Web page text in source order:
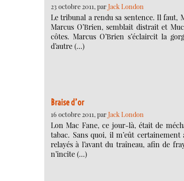
23 octobre 2011, parJack London
Le tribunal a rendu sa sentence. Il faut,
Marcus O’Brien, semblait distrait et
côtes. Marcus O’Brien s’éclaircit la
d’autre (…)
Braise d’or
16 octobre 2011, parJack London
Lon Mac Fane, ce jour-là, était de
tabac. Sans quoi, il m’eût
relayés à l’avant du traîneau, afin de
n’incite (…)